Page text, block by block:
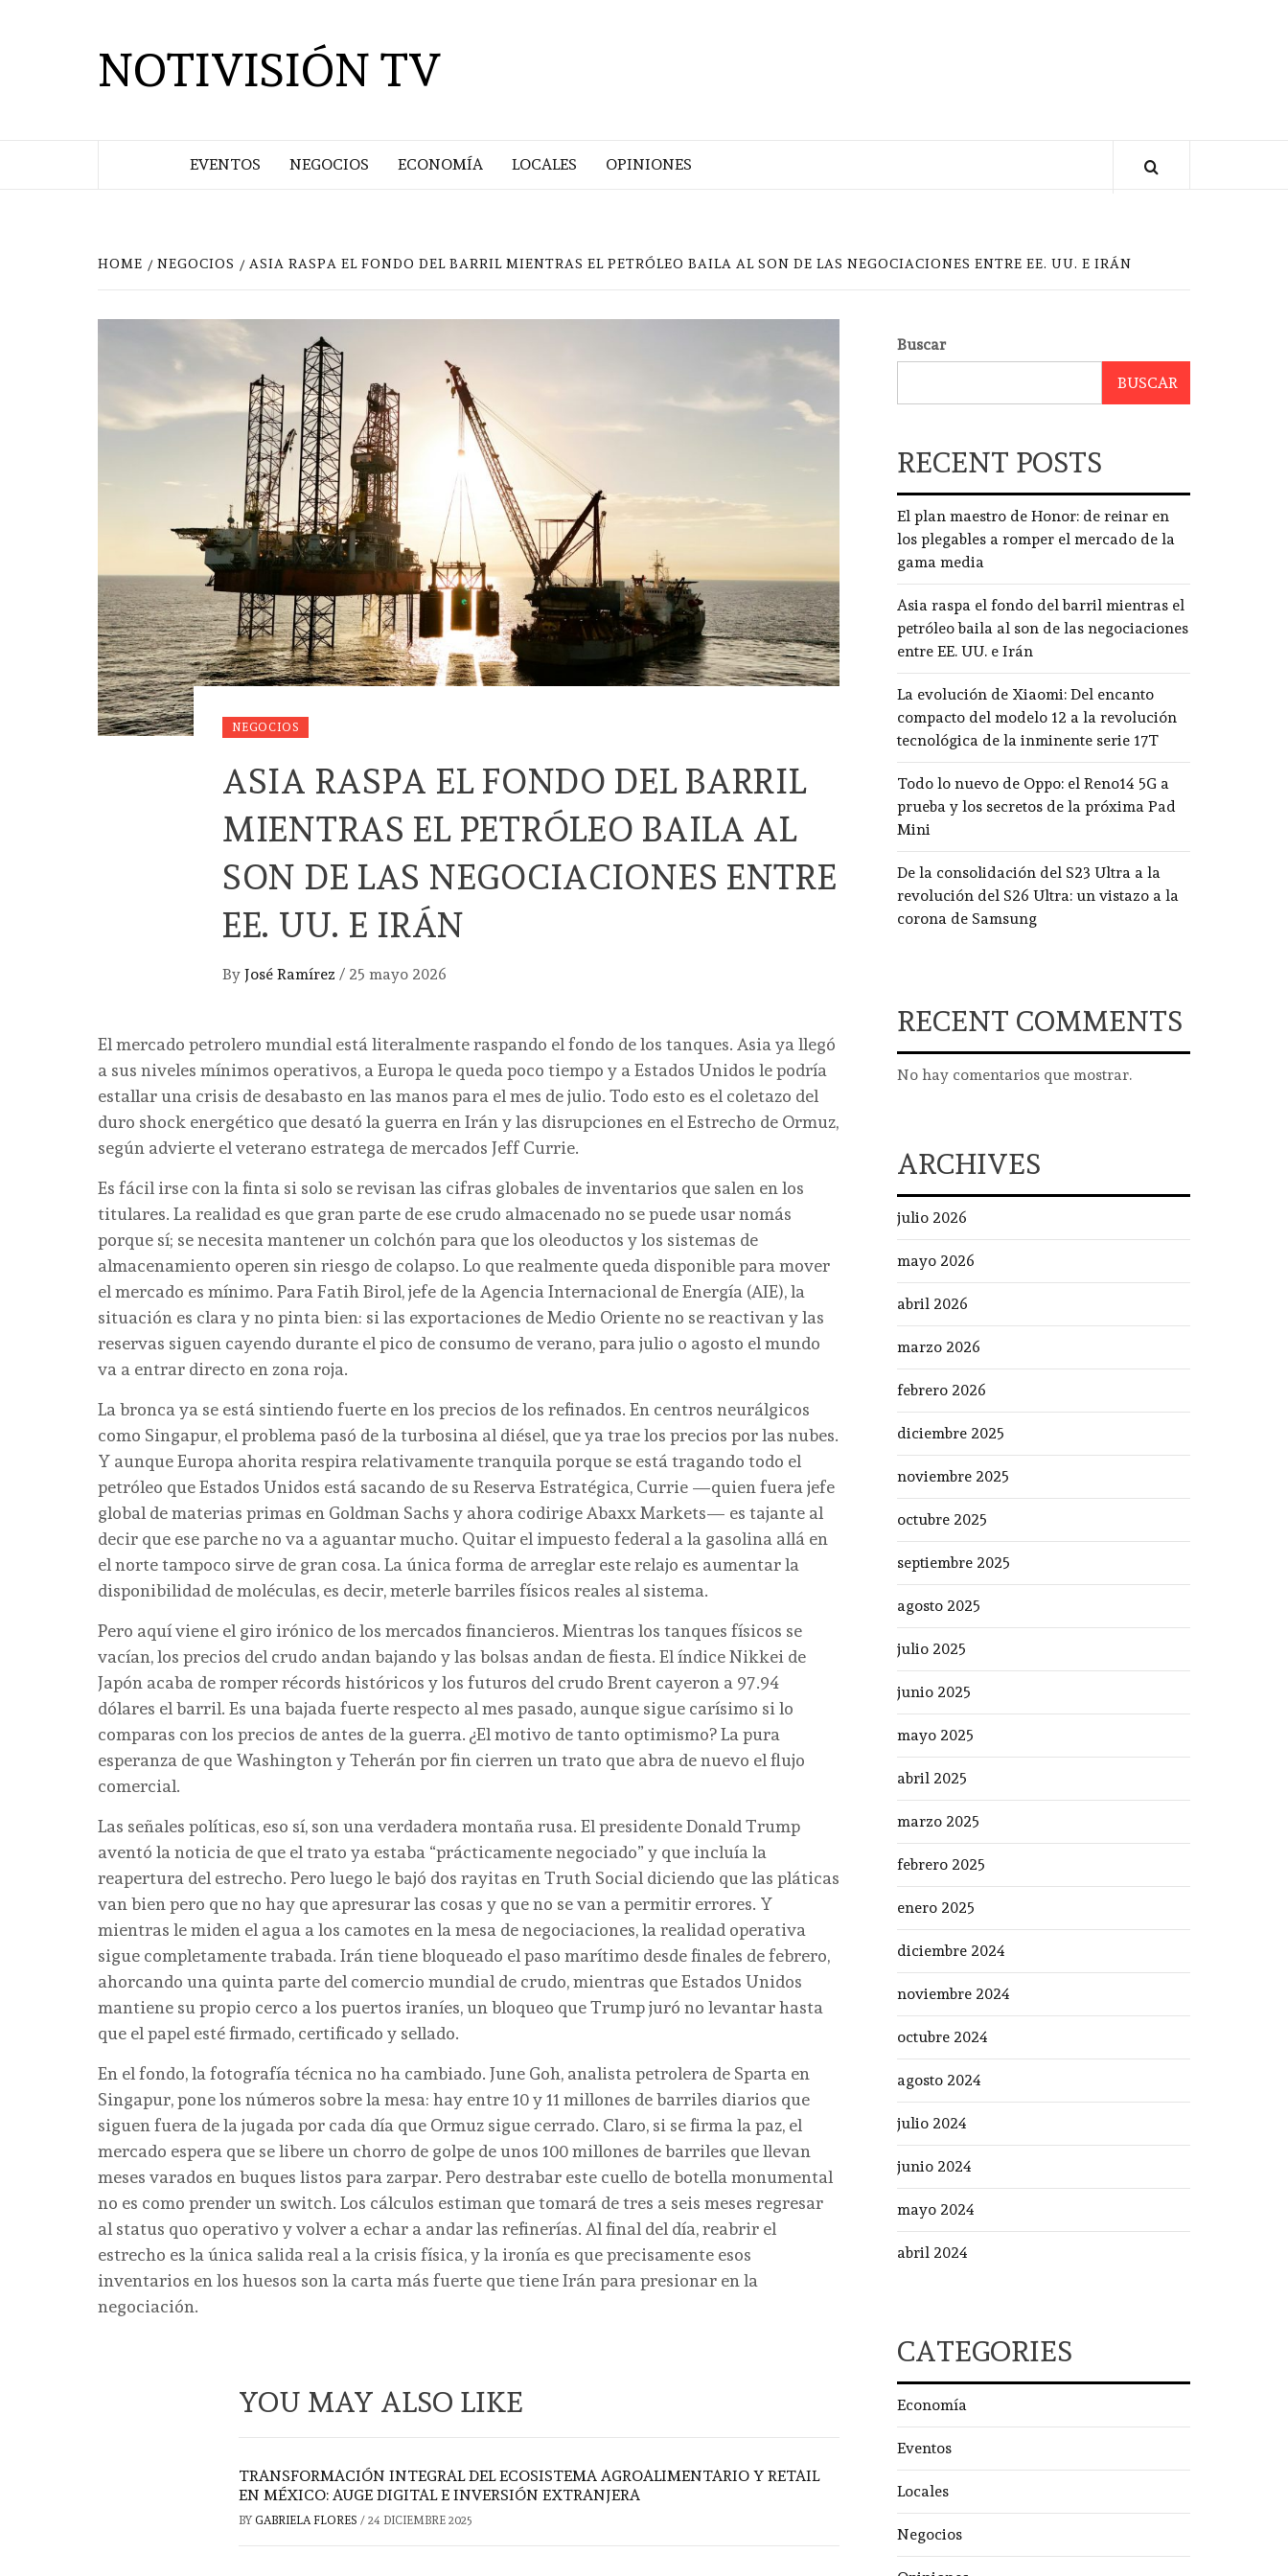
NOTIVISIÓN TV
EVENTOS NEGOCIOS ECONOMÍA LOCALES OPINIONES
HOME NEGOCIOS ASIA RASPA EL FONDO DEL BARRIL MIENTRAS EL PETRÓLEO BAILA AL SON DE LAS NEGOCIACIONES ENTRE EE. UU. E IRÁN
NEGOCIOS
ASIA RASPA EL FONDO DEL BARRIL
MIENTRAS EL PETRÓLEO BAILA AL
SON DE LAS NEGOCIACIONES ENTRE
EE. UU. E IRÁN
By José Ramírez / 25 mayo 2026
El mercado petrolero mundial está literalmente raspando el fondo de los tanques. Asia ya llegó
a sus niveles mínimos operativos, a Europa le queda poco tiempo y a Estados Unidos le podría
estallar una crisis de desabasto en las manos para el mes de julio. Todo esto es el coletazo del
duro shock energético que desató la guerra en Irán y las disrupciones en el Estrecho de Ormuz,
según advierte el veterano estratega de mercados Jeff Currie.
Es fácil irse con la finta si solo se revisan las cifras globales de inventarios que salen en los
titulares. La realidad es que gran parte de ese crudo almacenado no se puede usar nomás
porque sí; se necesita mantener un colchón para que los oleoductos y los sistemas de
almacenamiento operen sin riesgo de colapso. Lo que realmente queda disponible para mover
el mercado es mínimo. Para Fatih Birol, jefe de la Agencia Internacional de Energía (AIE), la
situación es clara y no pinta bien: si las exportaciones de Medio Oriente no se reactivan y las
reservas siguen cayendo durante el pico de consumo de verano, para julio o agosto el mundo
va a entrar directo en zona roja.
La bronca ya se está sintiendo fuerte en los precios de los refinados. En centros neurálgicos
como Singapur, el problema pasó de la turbosina al diésel, que ya trae los precios por las nubes.
Y aunque Europa ahorita respira relativamente tranquila porque se está tragando todo el
petróleo que Estados Unidos está sacando de su Reserva Estratégica, Currie —quien fuera jefe
global de materias primas en Goldman Sachs y ahora codirige Abaxx Markets— es tajante al
decir que ese parche no va a aguantar mucho. Quitar el impuesto federal a la gasolina allá en
el norte tampoco sirve de gran cosa. La única forma de arreglar este relajo es aumentar la
disponibilidad de moléculas, es decir, meterle barriles físicos reales al sistema.
Pero aquí viene el giro irónico de los mercados financieros. Mientras los tanques físicos se
vacían, los precios del crudo andan bajando y las bolsas andan de fiesta. El índice Nikkei de
Japón acaba de romper récords históricos y los futuros del crudo Brent cayeron a 97.94
dólares el barril. Es una bajada fuerte respecto al mes pasado, aunque sigue carísimo si lo
comparas con los precios de antes de la guerra. ¿El motivo de tanto optimismo? La pura
esperanza de que Washington y Teherán por fin cierren un trato que abra de nuevo el flujo
comercial.
Las señales políticas, eso sí, son una verdadera montaña rusa. El presidente Donald Trump
aventó la noticia de que el trato ya estaba “prácticamente negociado” y que incluía la
reapertura del estrecho. Pero luego le bajó dos rayitas en Truth Social diciendo que las pláticas
van bien pero que no hay que apresurar las cosas y que no se van a permitir errores. Y
mientras le miden el agua a los camotes en la mesa de negociaciones, la realidad operativa
sigue completamente trabada. Irán tiene bloqueado el paso marítimo desde finales de febrero,
ahorcando una quinta parte del comercio mundial de crudo, mientras que Estados Unidos
mantiene su propio cerco a los puertos iraníes, un bloqueo que Trump juró no levantar hasta
que el papel esté firmado, certificado y sellado.
En el fondo, la fotografía técnica no ha cambiado. June Goh, analista petrolera de Sparta en
Singapur, pone los números sobre la mesa: hay entre 10 y 11 millones de barriles diarios que
siguen fuera de la jugada por cada día que Ormuz sigue cerrado. Claro, si se firma la paz, el
mercado espera que se libere un chorro de golpe de unos 100 millones de barriles que llevan
meses varados en buques listos para zarpar. Pero destrabar este cuello de botella monumental
no es como prender un switch. Los cálculos estiman que tomará de tres a seis meses regresar
al status quo operativo y volver a echar a andar las refinerías. Al final del día, reabrir el
estrecho es la única salida real a la crisis física, y la ironía es que precisamente esos
inventarios en los huesos son la carta más fuerte que tiene Irán para presionar en la
negociación.
YOU MAY ALSO LIKE
TRANSFORMACIÓN INTEGRAL DEL ECOSISTEMA AGROALIMENTARIO Y RETAIL
EN MÉXICO: AUGE DIGITAL E INVERSIÓN EXTRANJERA
BY GABRIELA FLORES / 24 DICIEMBRE 2025
Buscar
BUSCAR
RECENT POSTS
El plan maestro de Honor: de reinar en
los plegables a romper el mercado de la
gama media
Asia raspa el fondo del barril mientras el
petróleo baila al son de las negociaciones
entre EE. UU. e Irán
La evolución de Xiaomi: Del encanto
compacto del modelo 12 a la revolución
tecnológica de la inminente serie 17T
Todo lo nuevo de Oppo: el Reno14 5G a
prueba y los secretos de la próxima Pad
Mini
De la consolidación del S23 Ultra a la
revolución del S26 Ultra: un vistazo a la
corona de Samsung
RECENT COMMENTS
No hay comentarios que mostrar.
ARCHIVES
julio 2026
mayo 2026
abril 2026
marzo 2026
febrero 2026
diciembre 2025
noviembre 2025
octubre 2025
septiembre 2025
agosto 2025
julio 2025
junio 2025
mayo 2025
abril 2025
marzo 2025
febrero 2025
enero 2025
diciembre 2024
noviembre 2024
octubre 2024
agosto 2024
julio 2024
junio 2024
mayo 2024
abril 2024
CATEGORIES
Economía
Eventos
Locales
Negocios